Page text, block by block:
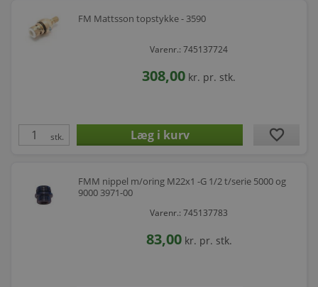
FM Mattsson topstykke - 3590
Varenr.: 745137724
308,00 kr. pr. stk.
stk. favorite
FMM nippel m/oring M22x1 -G 1/2 t/serie 5000 og
9000 3971-00
Varenr.: 745137783
83,00 kr. pr. stk.